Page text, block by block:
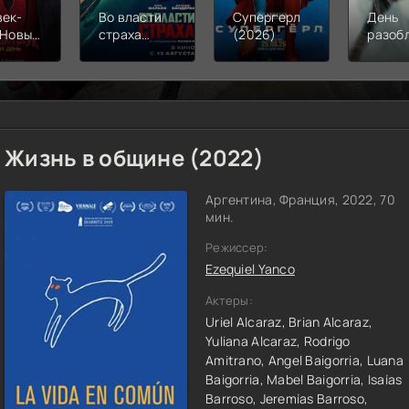
Во власти
страха
Супергерл
(2026)
День
Жизнь в общине (2022)
Аргентина, Франция, 2022, 70
мин.
Режиссер:
Ezequiel Yanco
Актеры:
Uriel Alcaraz, Brian Alcaraz,
Yuliana Alcaraz, Rodrigo
Amitrano, Angel Baigorria, Luana
Baigorria, Mabel Baigorria, Isaías
Barroso, Jeremías Barroso,